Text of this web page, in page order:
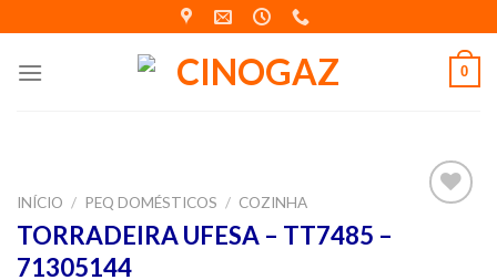
to
content
0
INÍCIO / PEQ DOMÉSTICOS / COZINHA
TORRADEIRA UFESA – TT7485 –
71305144